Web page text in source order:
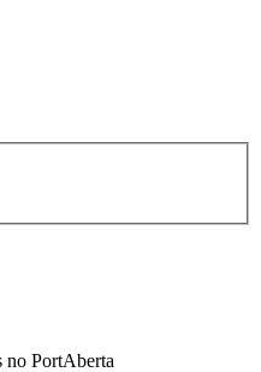
no PortAberta